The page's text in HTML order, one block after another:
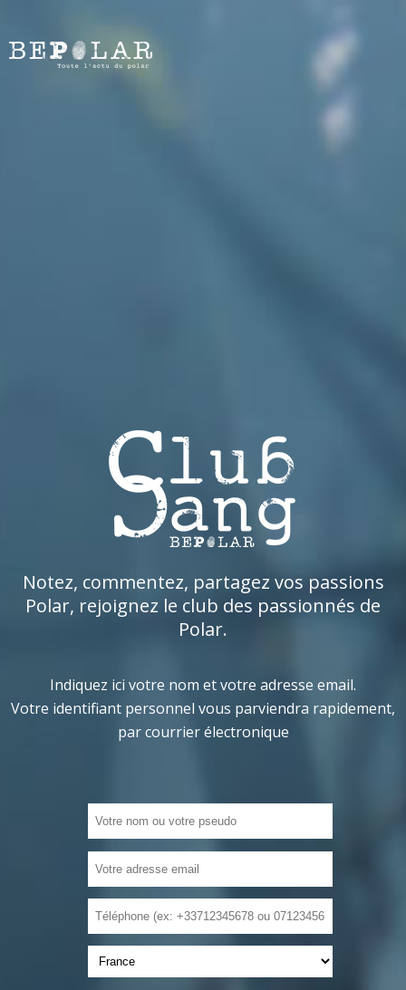
Notez, commentez, partagez vos passions
Polar, rejoignez le club des passionnés de
Polar.
Indiquez ici votre nom et votre adresse email.
Votre identifiant personnel vous parviendra rapidement,
par courrier électronique